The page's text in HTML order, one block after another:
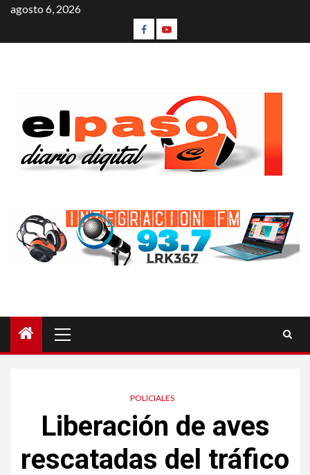
agosto 6, 2026
POLICIALES
Liberación de aves
rescatadas del tráfico